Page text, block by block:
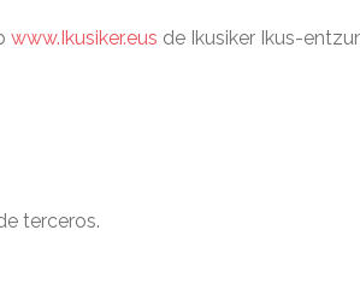
www.Ikusiker.eus de Ikusiker Ikus-
terceros.